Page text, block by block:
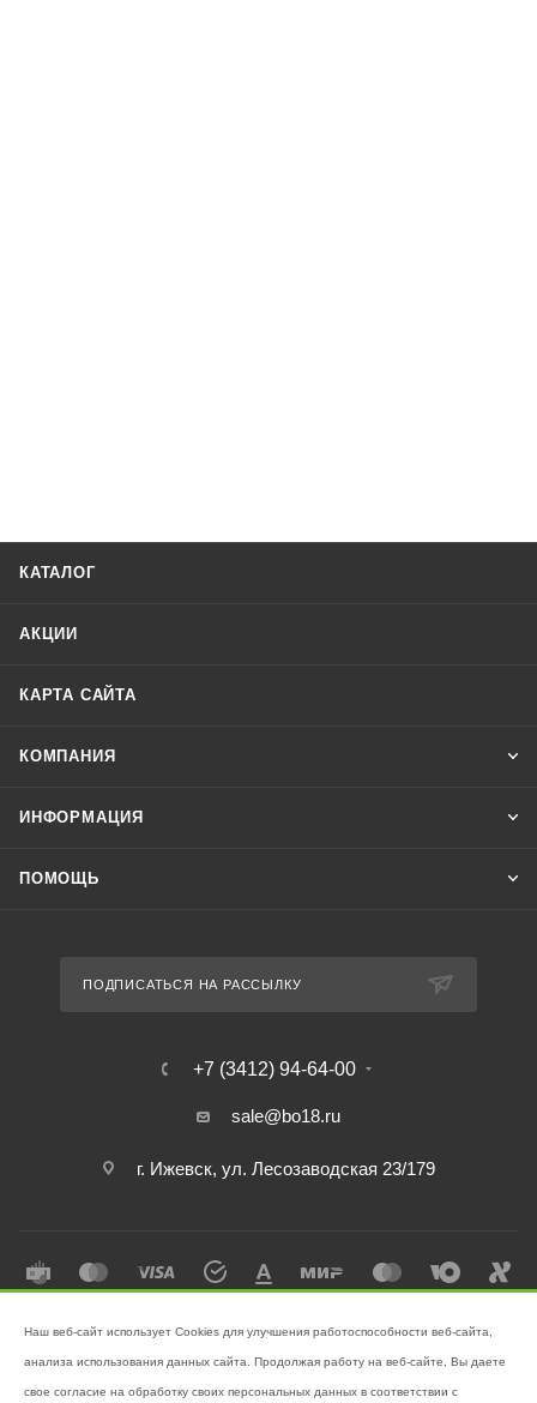
КАТАЛОГ
АКЦИИ
КАРТА САЙТА
КОМПАНИЯ
ИНФОРМАЦИЯ
ПОМОЩЬ
ПОДПИСАТЬСЯ НА РАССЫЛКУ
+7 (3412) 94-64-00
sale@bo18.ru
г. Ижевск, ул. Лесозаводская 23/179
поддержании чистоты!
Наш веб-сайт использует Cookies для улучшения работоспособности веб-сайта,
анализа использования данных сайта. Продолжая работу на веб-сайте, Вы даете
свое согласие на обработку своих персональных данных в соответствии с